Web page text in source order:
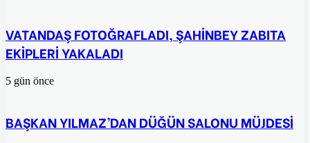
VATANDAŞ FOTOĞRAFLADI, ŞAHİNBEY ZABITA
EKİPLERİ YAKALADI
5 gün önce
BAŞKAN YILMAZ’DAN DÜĞÜN SALONU MÜJDESİ